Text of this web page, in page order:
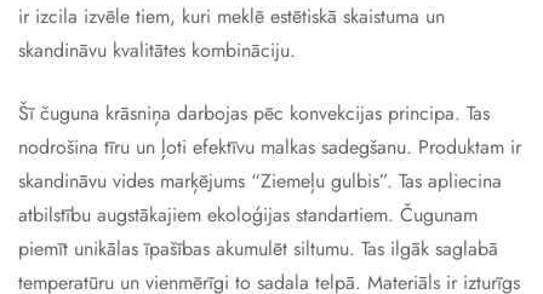
ir izcila izvēle tiem, kuri meklē estētiskā skaistuma un
skandināvu kvalitātes kombināciju.
Šī čuguna krāsniņa darbojas pēc konvekcijas principa. Tas
nodrošina tīru un ļoti efektīvu malkas sadegšanu. Produktam ir
skandināvu vides marķējums “Ziemeļu gulbis”. Tas apliecina
atbilstību augstākajiem ekoloģijas standartiem. Čugunam
piemīt unikālas īpašības akumulēt siltumu. Tas ilgāk saglabā
temperatūru un vienmērīgi to sadala telpā. Materiāls ir izturīgs